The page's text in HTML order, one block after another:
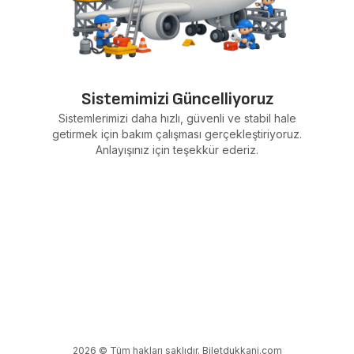
Sistemimizi Güncelliyoruz
Sistemlerimizi daha hızlı, güvenli ve stabil hale
getirmek için bakım çalışması gerçekleştiriyoruz.
Anlayışınız için teşekkür ederiz.
2026 © Tüm hakları saklıdır. Biletdukkani.com